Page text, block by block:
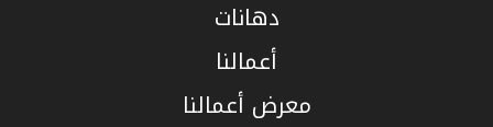
دهانات
أعمالنا
معرض أعمالنا